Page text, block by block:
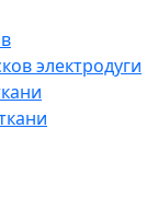
электродуги